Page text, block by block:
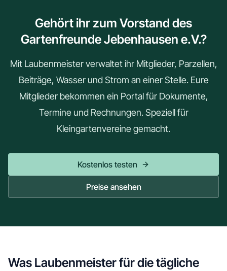
Gehört ihr zum Vorstand des
Gartenfreunde Jebenhausen e.V.?
Mit Laubenmeister verwaltet ihr Mitglieder, Parzellen,
Beiträge, Wasser und Strom an einer Stelle. Eure
Mitglieder bekommen ein Portal für Dokumente,
Termine und Rechnungen. Speziell für
Kleingartenvereine gemacht.
Kostenlos testen
Preise ansehen
Was Laubenmeister für die tägliche